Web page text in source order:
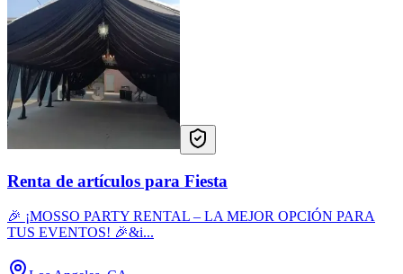
Renta de artículos para Fiesta
🎉 ¡MOSSO PARTY RENTAL – LA MEJOR OPCIÓN PARA
TUS EVENTOS! 🎉&i...